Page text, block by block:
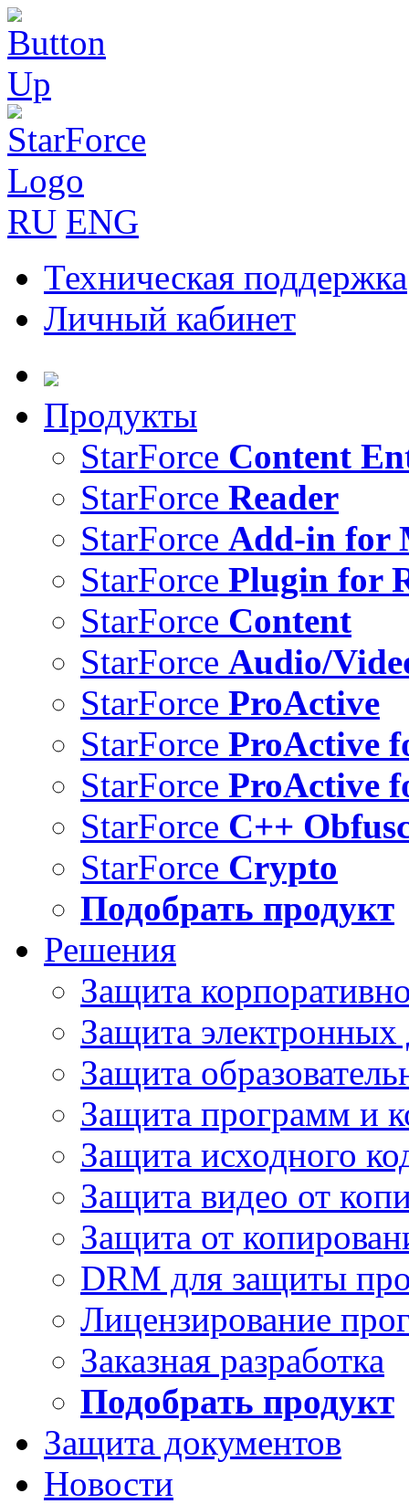
RU ENG
Техническая поддержка
Личный кабинет
Продукты
StarForce Content
StarForce Reader
StarForce Add-in for
StarForce Plugin for
StarForce Content
StarForce Audio/
StarForce ProActive
StarForce ProActive
StarForce ProActive
StarForce C++
StarForce Crypto
Подобрать продукт
Решения
Защита
Защита электронных
Защита
Защита программ и
Защита исходного
Защита видео от
Защита от
DRM для защиты
Лицензирование
Заказная разработка
Подобрать продукт
Защита документов
Новости